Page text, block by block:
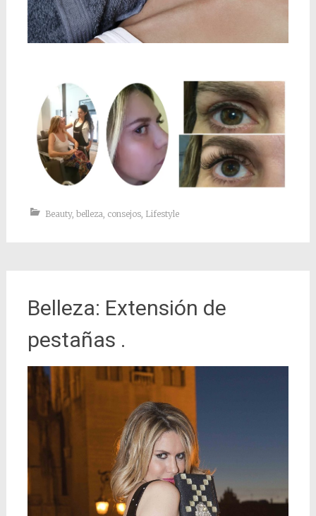
Beauty, belleza, consejos, Lifestyle
Belleza: Extensión de
pestañas .